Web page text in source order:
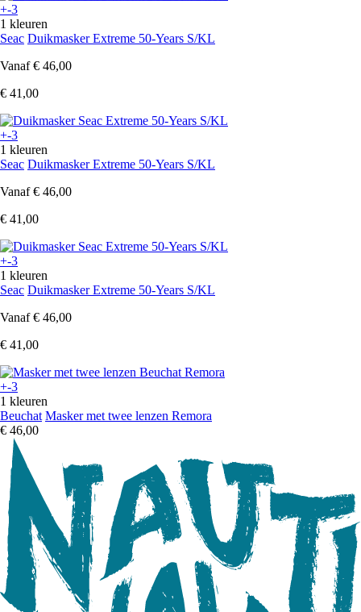
+-3
1 kleuren
Seac Duikmasker Extreme 50-Years S/KL
Vanaf € 46,00
€ 41,00
+-3
1 kleuren
Seac Duikmasker Extreme 50-Years S/KL
Vanaf € 46,00
€ 41,00
+-3
1 kleuren
Seac Duikmasker Extreme 50-Years S/KL
Vanaf € 46,00
€ 41,00
+-3
1 kleuren
Beuchat Masker met twee lenzen Remora
€ 46,00